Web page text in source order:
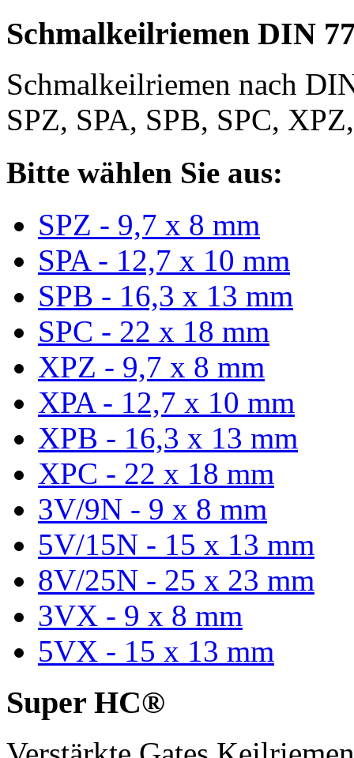
Schmalkeilriemen DIN
Schmalkeilriemen nach
SPZ, SPA, SPB, SPC,
Bitte wählen Sie aus:
SPZ - 9,7 x 8 mm
SPA - 12,7 x 10 mm
SPB - 16,3 x 13 mm
SPC - 22 x 18 mm
XPZ - 9,7 x 8 mm
XPA - 12,7 x 10 mm
XPB - 16,3 x 13 mm
XPC - 22 x 18 mm
3V/9N - 9 x 8 mm
5V/15N - 15 x 13 mm
8V/25N - 25 x 23 mm
3VX - 9 x 8 mm
5VX - 15 x 13 mm
Super HC®